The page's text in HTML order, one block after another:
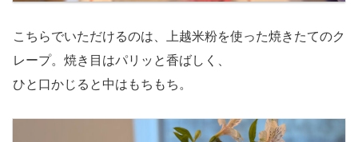
こちらでいただけるのは、上越米粉を使った焼きたてのク
レープ。焼き目はパリッと香ばしく、
ひと口かじると中はもちもち。